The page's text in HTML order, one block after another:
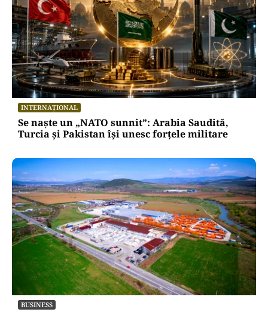
INTERNAȚIONAL
Se naște un „NATO sunnit”: Arabia Saudită,
Turcia și Pakistan își unesc forțele militare
BUSINESS